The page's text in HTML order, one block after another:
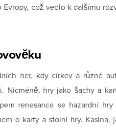
což vedlo k dalšímu
her, kdy církev a různé
Nicméně, hry jako šachy a
renesance se hazardní
o karty a stolní hry. Kasina,